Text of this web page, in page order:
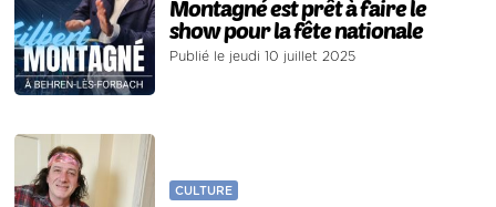
Montagné est prêt à faire le
show pour la fête nationale
Publié le jeudi 10 juillet 2025
CULTURE